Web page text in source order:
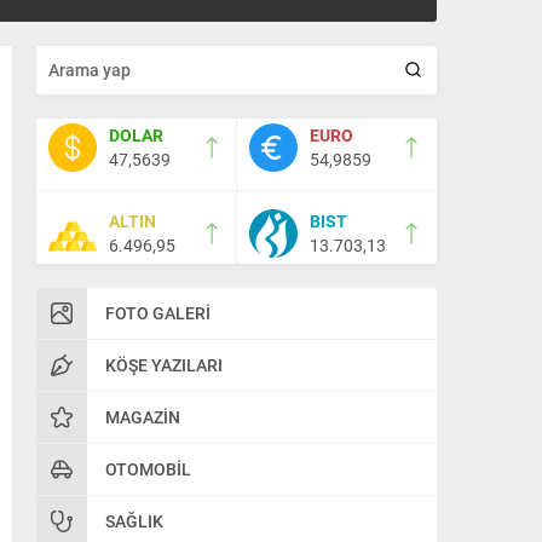
DOLAR
47,5639
EURO
54,9859
ALTIN
6.496,95
BIST
13.703,13
FOTO GALERI
KÖŞE YAZILARI
MAGAZIN
OTOMOBIL
SAĞLIK